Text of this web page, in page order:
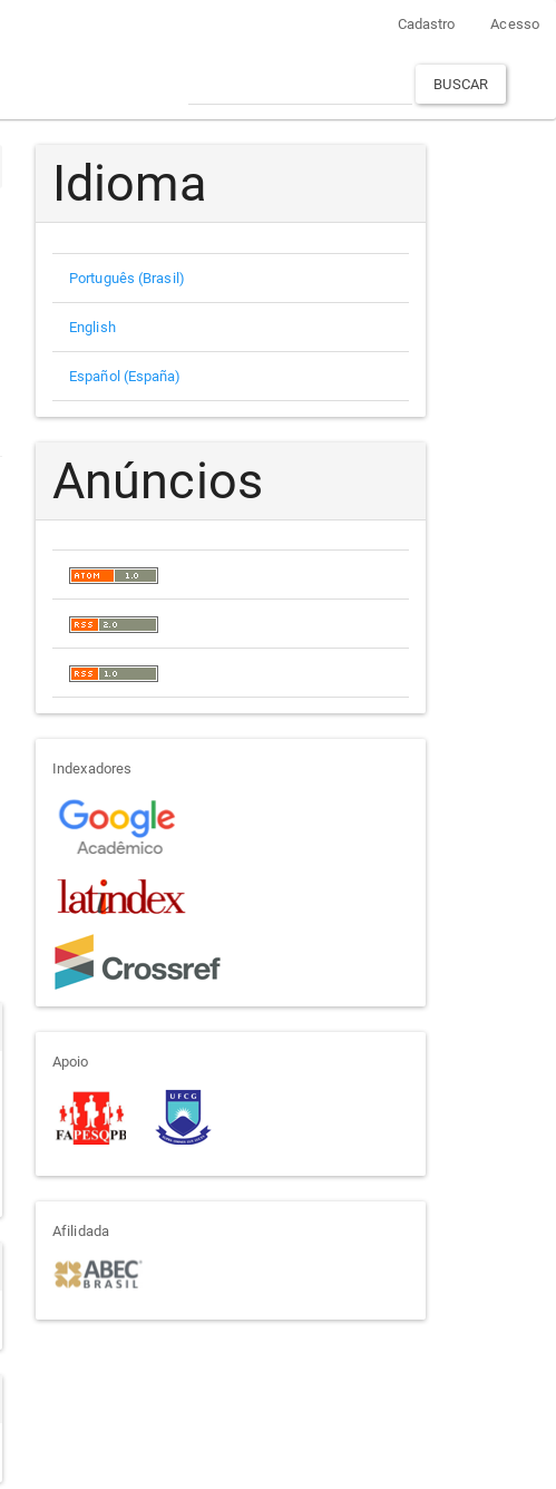
Cadastro Acesso
BUSCAR
Idioma
Português (Brasil)
English
Español (España)
Anúncios
indexadores
Indexadores
apoio
Apoio
afiliada
Afilidada